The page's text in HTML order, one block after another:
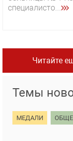
специалисто...
Читайте
Темы
МЕДАЛИ